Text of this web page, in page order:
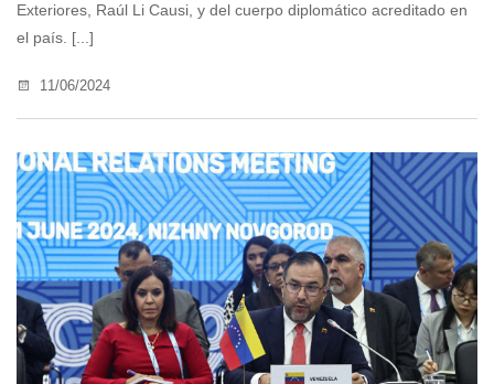
Exteriores, Raúl Li Causi, y del cuerpo diplomático acreditado en
el país. [...]
11/06/2024